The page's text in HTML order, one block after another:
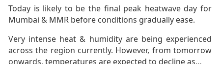
Today is likely to be the final peak heatwave day for
Mumbai & MMR before conditions gradually ease.
Very intense heat & humidity are being experienced
across the region currently. However, from tomorrow
onwards, temperatures are expected to decline as…